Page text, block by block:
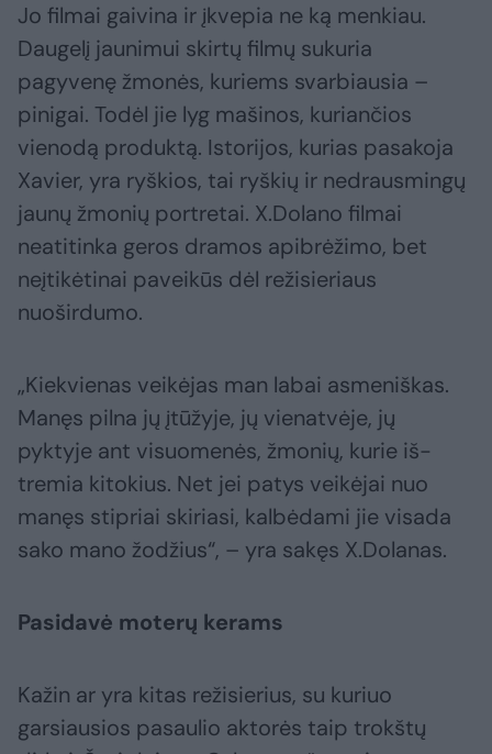
Jo filmai gaivina ir įkvepia ne ką menkiau.
Daugelį jaunimui skirtų filmų sukuria
pagyvenę žmonės, kuriems svarbiausia –
pinigai. Todėl jie lyg mašinos, kuriančios
vienodą produktą. Istorijos, kurias pasakoja
Xavier, yra ryškios, tai ryškių ir nedrausmingų
jaunų žmonių portretai. X.Dolano filmai
neatitinka geros dramos apibrėžimo, bet
neįtikėtinai paveikūs dėl režisieriaus
nuoširdumo.
„Kiekvienas veikėjas man labai asmeniškas.
Manęs pilna jų įtūžyje, jų vienatvėje, jų
pyktyje ant visuomenės, žmonių, kurie iš-
tremia kitokius. Net jei patys veikėjai nuo
manęs stipriai skiriasi, kalbėdami jie visada
sako mano žodžius“, – yra sakęs X.Dolanas.
Pasidavė moterų kerams
Kažin ar yra kitas režisierius, su kuriuo
garsiausios pasaulio aktorės taip trokštų